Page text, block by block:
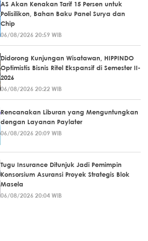
AS Akan Kenakan Tarif 15 Persen untuk
Polisilikon, Bahan Baku Panel Surya dan
Chip
06/08/2026 20:59 WIB
Didorong Kunjungan Wisatawan, HIPPINDO
Optimistis Bisnis Ritel Ekspansif di Semester II-
2026
06/08/2026 20:22 WIB
Rencanakan Liburan yang Menguntungkan
dengan Layanan Paylater
06/08/2026 20:09 WIB
Tugu Insurance Ditunjuk Jadi Pemimpin
Konsorsium Asuransi Proyek Strategis Blok
Masela
06/08/2026 20:04 WIB